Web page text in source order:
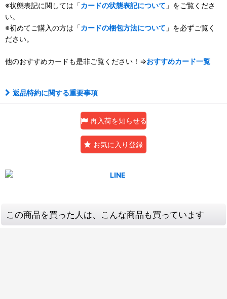
※状態表記に関しては「カードの状態表記について 」をご覧くださ
い。
※初めてご購入の方は「カードの梱包方法について 」を必ずご覧く
ださい。
他のおすすめカードも是非ご覧ください！⇒おすすめカード一覧
返品特約に関する重要事項
再入荷を知らせる
お気に入り登録
この商品を買った人は、こんな商品も買っています